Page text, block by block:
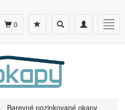
Toggle
navigation
Toggle
search
0
Barevné pozinkované okapy